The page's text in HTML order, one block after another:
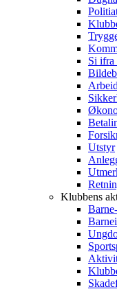
Si ifra
Utstyr
Klubbens